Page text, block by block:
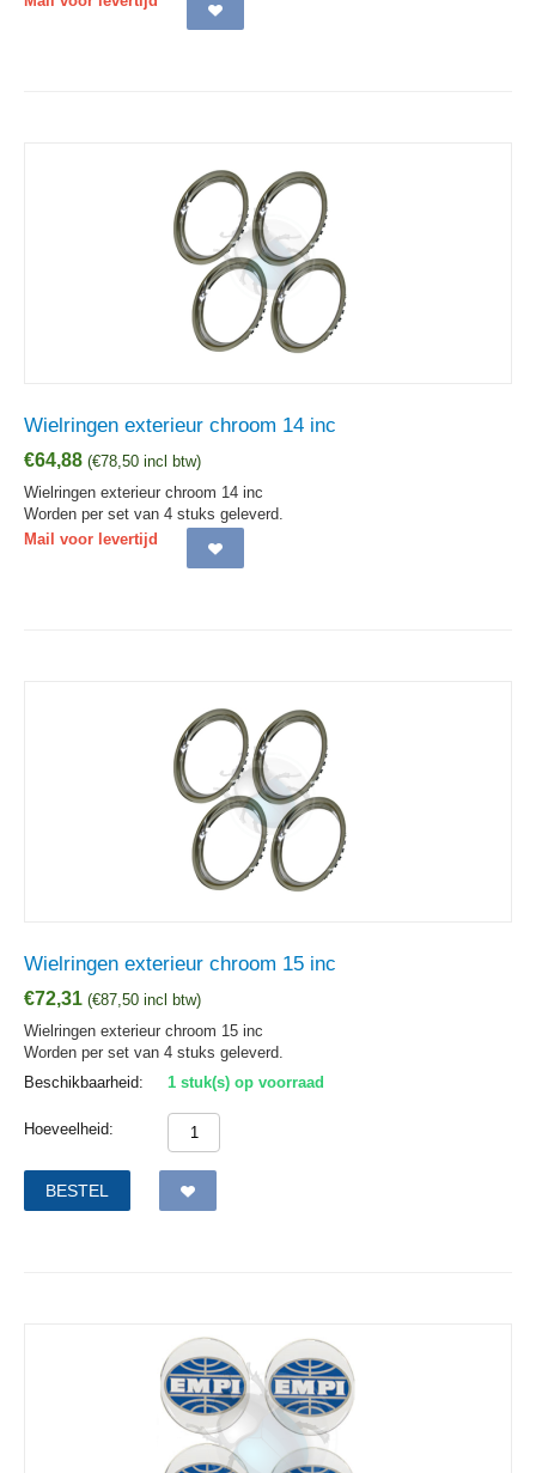
Wielringen exterieur chroom 14 inc
€64,88 (€78,50 incl btw)
Wielringen exterieur chroom 14 inc
Worden per set van 4 stuks geleverd.
Mail voor levertijd
Wielringen exterieur chroom 15 inc
€72,31 (€87,50 incl btw)
Wielringen exterieur chroom 15 inc
Worden per set van 4 stuks geleverd.
Beschikbaarheid:
1 stuk(s) op voorraad
Hoeveelheid:
BESTEL